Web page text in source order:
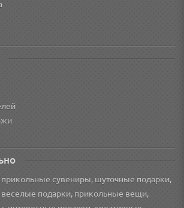
сувениры, шуточные подарки,
подарки, прикольные вещи,